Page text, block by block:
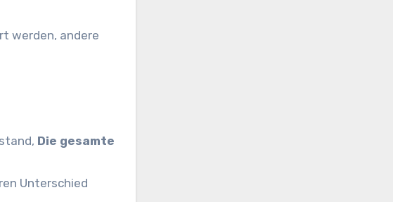
werden, andere
Die gesamte
Unterschied